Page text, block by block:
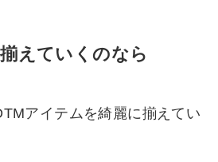
えていくのなら
アイテムを綺麗に揃えてい